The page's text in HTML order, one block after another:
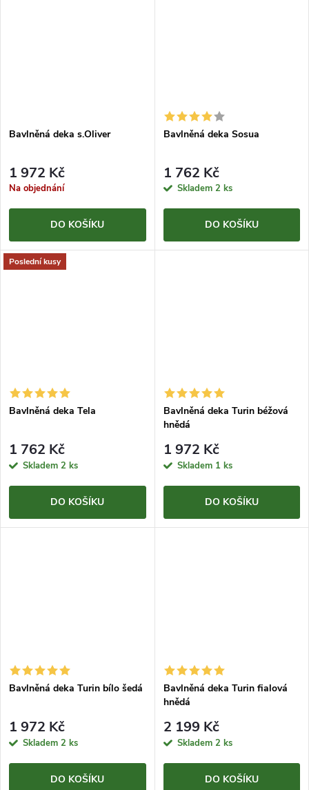
Bavlněná deka s.Oliver
1 972 Kč
Na objednání
DO KOŠÍKU
Bavlněná deka Sosua
1 762 Kč
Skladem 2 ks
DO KOŠÍKU
Poslední kusy
Bavlněná deka Tela
1 762 Kč
Skladem 2 ks
DO KOŠÍKU
Bavlněná deka Turin béžová
hnědá
1 972 Kč
Skladem 1 ks
DO KOŠÍKU
Bavlněná deka Turin bílo šedá
1 972 Kč
Skladem 2 ks
DO KOŠÍKU
Bavlněná deka Turin fialová
hnědá
2 199 Kč
Skladem 2 ks
DO KOŠÍKU